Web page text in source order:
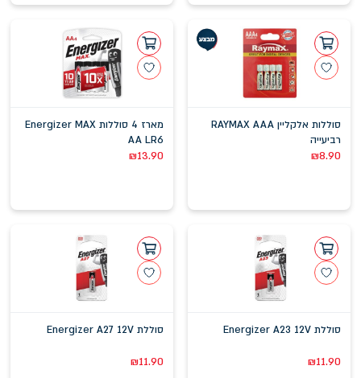
סוללות אלקליין RAYMAX AAA
רביעייה
₪8.90
מארז 4 סוללות Energizer MAX
AA LR6
₪13.90
סוללת Energizer A23 12V
₪11.90
סוללת Energizer A27 12V
₪11.90